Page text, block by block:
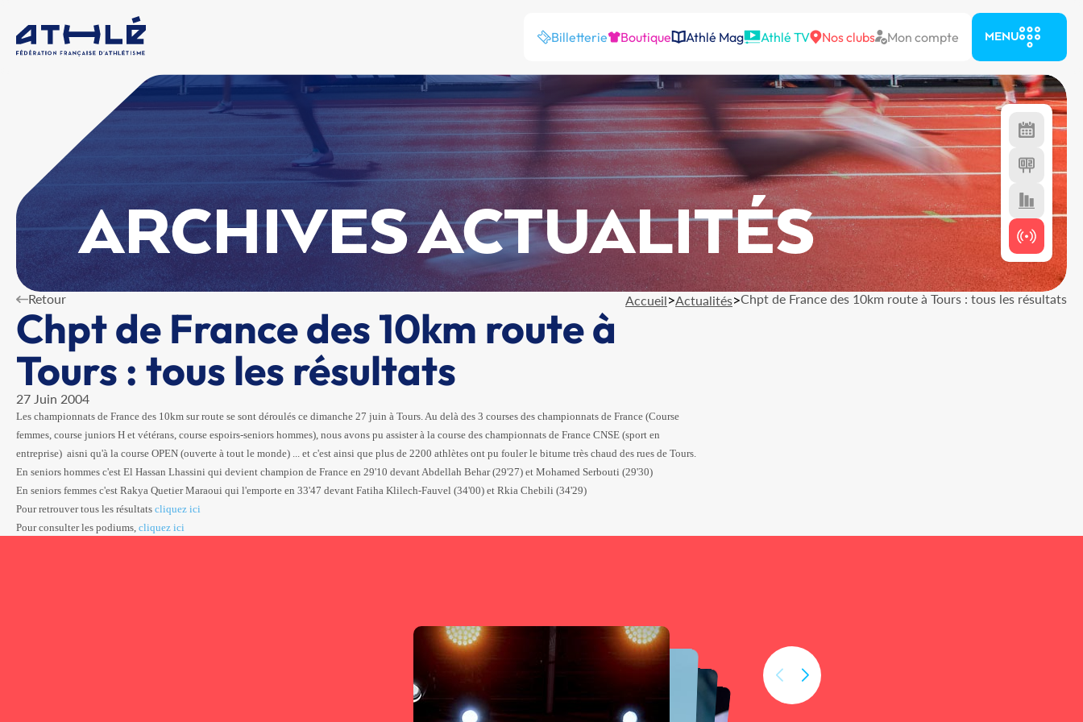
Billetterie Boutique Athlé Mag Athlé TV Nos clubs Mon compte MENU
ARCHIVES ACTUALITÉS
Retour Accueil>Actualités>Chpt de France des 10km route à Tours : tous les résultats
Chpt de France des 10km route à
Tours : tous les résultats
27 Juin 2004
Les championnats de France des 10km sur route se sont déroulés ce dimanche 27 juin à Tours. Au delà des 3 courses des championnats de France (Course
femmes, course juniors H et vétérans, course espoirs-seniors hommes), nous avons pu assister à la course des championnats de France CNSE (sport en
entreprise) aisni qu'à la course OPEN (ouverte à tout le monde) ... et c'est ainsi que plus de 2200 athlètes ont pu fouler le bitume très chaud des rues de Tours.
En seniors hommes c'est El Hassan Lhassini qui devient champion de France en 29'10 devant Abdellah Behar (29'27) et Mohamed Serbouti (29'30)
En seniors femmes c'est Rakya Quetier Maraoui qui l'emporte en 33'47 devant Fatiha Klilech-Fauvel (34'00) et Rkia Chebili (34'29)
Pour retrouver tous les résultats cliquez ici
Pour consulter les podiums, cliquez ici